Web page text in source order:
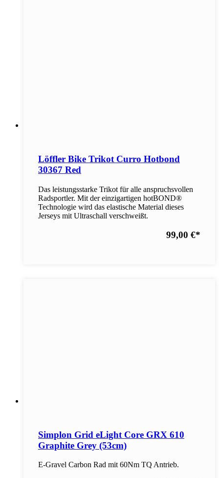
Löffler Bike Trikot Curro Hotbond
30367 Red
Das leistungsstarke Trikot für alle anspruchsvollen
Radsportler. Mit der einzigartigen hotBOND®
Technologie wird das elastische Material dieses
Jerseys mit Ultraschall verschweißt.
99,00 €*
Simplon Grid eLight Core GRX 610
Graphite Grey (53cm)
E-Gravel Carbon Rad mit 60Nm TQ Antrieb.